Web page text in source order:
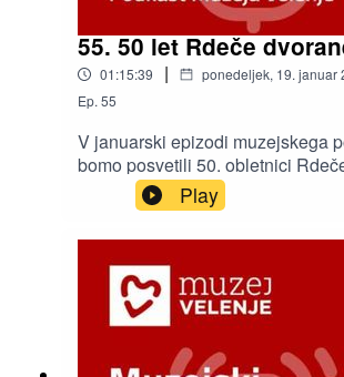
55. 50 let Rdeče
01:15:39 | ponedeljek, 19. januar
Ep. 55
V januarski epizodi muzejskega
bomo posvetili 50. obletnici
Velenje. Pred mikrofon smo
in sedanjega direktorja Rdeče
Klepca in Dmitrija Amona.
Play